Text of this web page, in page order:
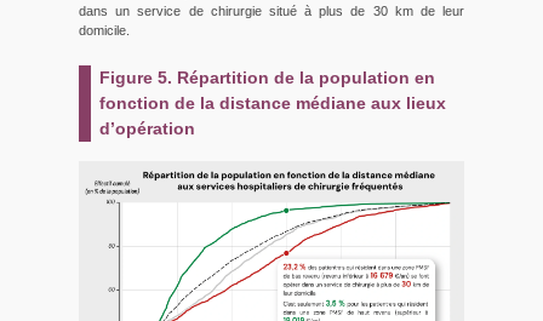
dans un service de chirurgie situé à plus de 30 km de leur
domicile.
Figure 5. Répartition de la population en
fonction de la distance médiane aux lieux
d’opération